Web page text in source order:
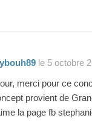
le 5 octobre
merci pour ce
provient de
la page fb